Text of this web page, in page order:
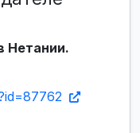
Нетании.